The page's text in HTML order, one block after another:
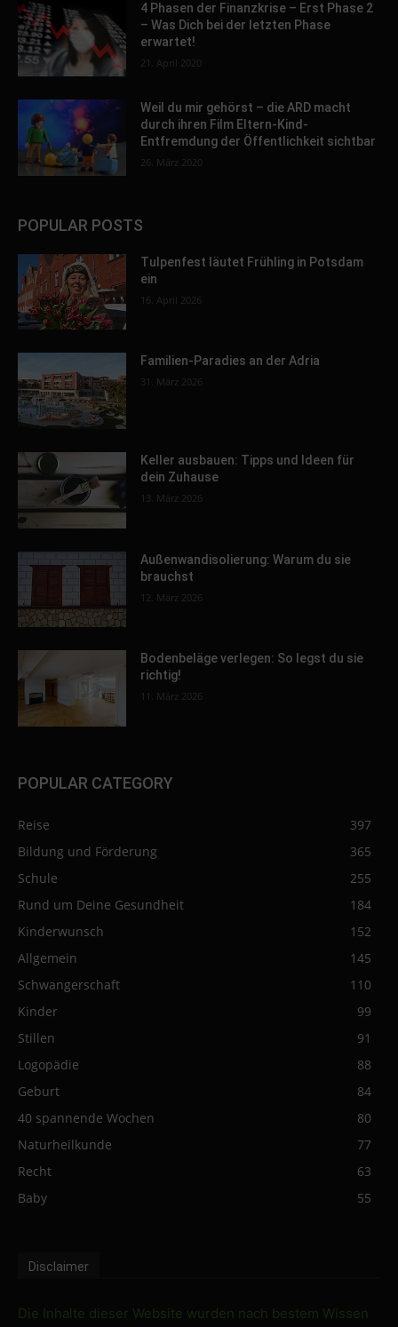
4 Phasen der Finanzkrise – Erst Phase 2
– Was Dich bei der letzten Phase
erwartet!
21. April 2020
Weil du mir gehörst – die ARD macht
durch ihren Film Eltern-Kind-
Entfremdung der Öffentlichkeit sichtbar
26. März 2020
POPULAR POSTS
Tulpenfest läutet Frühling in Potsdam
ein
16. April 2026
Familien-Paradies an der Adria
31. März 2026
Keller ausbauen: Tipps und Ideen für
dein Zuhause
13. März 2026
Außenwandisolierung: Warum du sie
brauchst
12. März 2026
Bodenbeläge verlegen: So legst du sie
richtig!
11. März 2026
POPULAR CATEGORY
Reise
397
Bildung und Förderung
365
Schule
255
Rund um Deine Gesundheit
184
Kinderwunsch
152
Allgemein
145
Schwangerschaft
110
Kinder
99
Stillen
91
Logopädie
88
Geburt
84
40 spannende Wochen
80
Naturheilkunde
77
Recht
63
Baby
55
Disclaimer
Die Inhalte dieser Website wurden nach bestem Wissen